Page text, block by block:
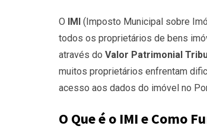
O IMI (Imposto Municipal sobre
todos os proprietários de bens
através do Valor Patrimonial
muitos proprietários enfrentam
acesso aos dados do imóvel no
O Que é o IMI e Como